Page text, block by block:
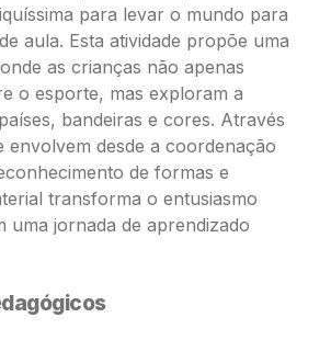
para levar o mundo para
aula. Esta atividade propõe uma
as crianças não apenas
o esporte, mas exploram a
bandeiras e cores. Através
envolvem desde a coordenação
de formas e
transforma o entusiasmo
uma jornada de aprendizado